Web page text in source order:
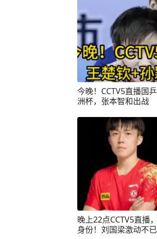
今晚！CCTV5直播国
洲杯，张本智和出战
晚上22点CCTV5直播
身份！刘国梁激动不已